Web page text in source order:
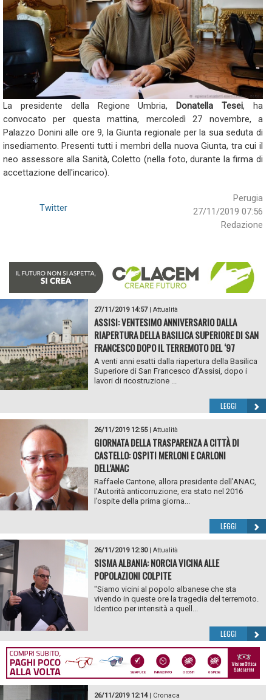
La presidente della Regione Umbria, Donatella Tesei, ha
convocato per questa mattina, mercoledì 27 novembre, a
Palazzo Donini alle ore 9, la Giunta regionale per la sua seduta di
insediamento. Presenti tutti i membri della nuova Giunta, tra cui il
neo assessore alla Sanità, Coletto (nella foto, durante la firma di
accettazione dell'incarico).
Perugia
27/11/2019 07:56
Redazione
Twitter
27/11/2019 14:57| Attualità
ASSISI: VENTESIMO ANNIVERSARIO DALLA
RIAPERTURA DELLA BASILICA SUPERIORE DI SAN
FRANCESCO DOPO IL TERREMOTO DEL ‘97
A venti anni esatti dalla riapertura della Basilica
Superiore di San Francesco d’Assisi, dopo i
lavori di ricostruzione ...
LEGGI
26/11/2019 12:55| Attualità
GIORNATA DELLA TRASPARENZA A CITTÀ DI
CASTELLO: OSPITI MERLONI E CARLONI
DELL’ANAC
Raffaele Cantone, allora presidente dell’ANAC,
l’Autorità anticorruzione, era stato nel 2016
l’ospite della prima giorna...
LEGGI
26/11/2019 12:30| Attualità
SISMA ALBANIA: NORCIA VICINA ALLE
POPOLAZIONI COLPITE
"Siamo vicini al popolo albanese che sta
vivendo in queste ore la tragedia del terremoto.
Identico per intensità a quell...
LEGGI
26/11/2019 12:14| Cronaca